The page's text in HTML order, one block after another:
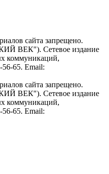
сайта запрещено.
ВЕК"). Сетевое издание
коммуникаций,
65. Email:
сайта запрещено.
ВЕК"). Сетевое издание
коммуникаций,
65. Email: